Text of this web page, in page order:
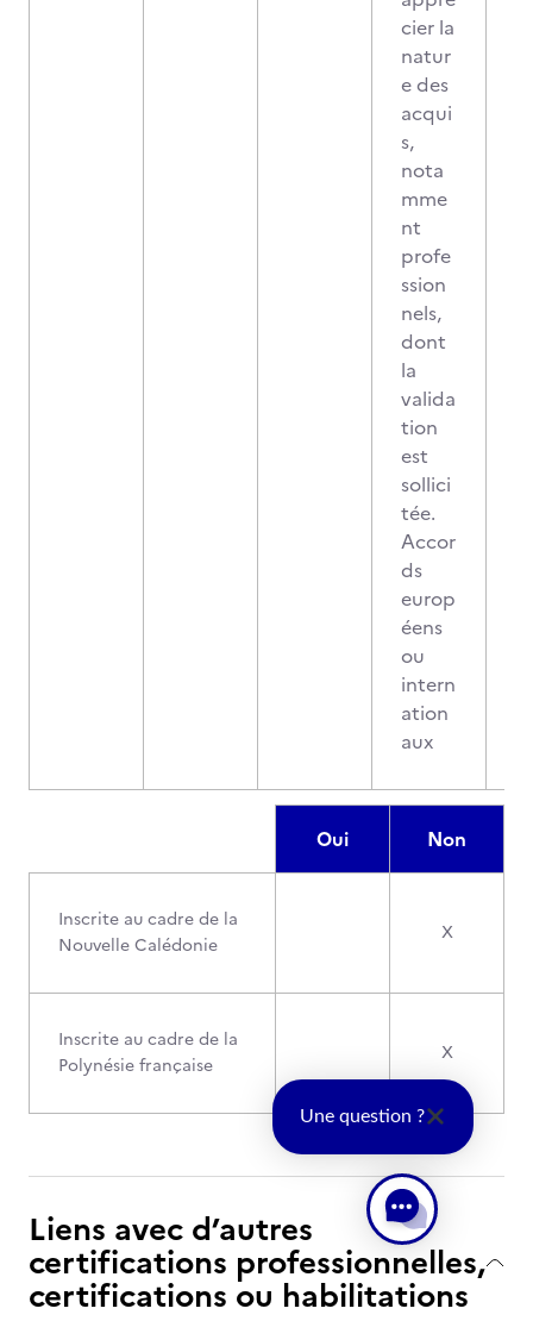
cier la
natur
e des
acqui
s,
nota
mme
nt
profe
ssion
nels,
dont
la
valida
tion
est
sollici
tée.
Accor
ds
europ
éens
ou
intern
ation
aux
Oui Non
Inscrite au cadre de la
Nouvelle Calédonie
X
Inscrite au cadre de la
Polynésie française
X
Liens avec d’autres
certifications professionnelles,
certifications ou habilitations
Une question ?